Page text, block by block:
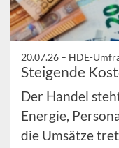
20.07.26 – HDE-
Steigende
Der Handel
Energie,
die Umsätze